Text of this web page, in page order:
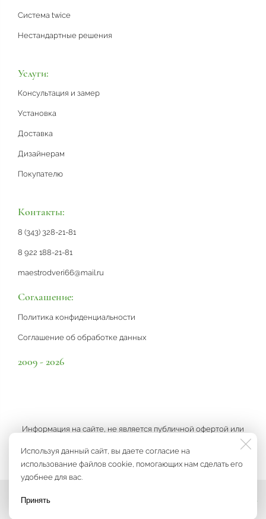
Используя данный сайт, вы даете согласие на
использование файлов cookie, помогающих нам сделать его
удобнее для вас.
Принять
Система twice
Нестандартные решения
Услуги:
Консультация и замер
Установка
Доставка
Дизайнерам
Покупателю
Контакты:
8 (343) 328-21-81
8 922 188-21-81
maestrodveri66@mail.ru
Соглашение:
Политика конфиденциальности
Соглашение об обработке данных
2009 - 2026
Информация на сайте, не является публичной офертой или
рекламой, а носит информационный характер и может быть
изменена по усмотрению компании.